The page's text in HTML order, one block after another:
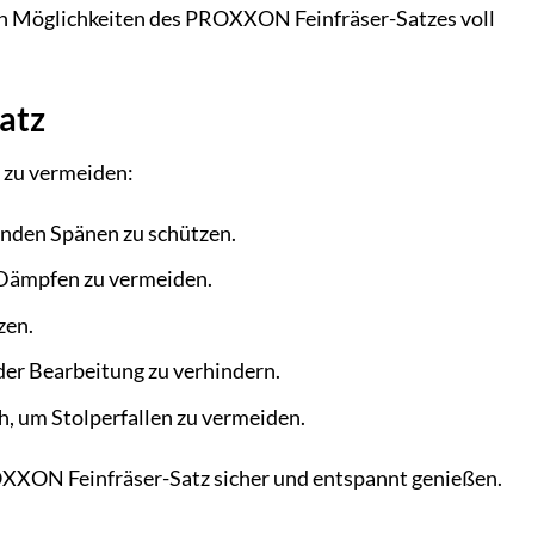
des PROXXON Feinfräser-Satzes voll
vermeiden:
Spänen zu schützen.
zu vermeiden.
Bearbeitung zu verhindern.
um Stolperfallen zu vermeiden.
Feinfräser-Satz sicher und entspannt genießen.